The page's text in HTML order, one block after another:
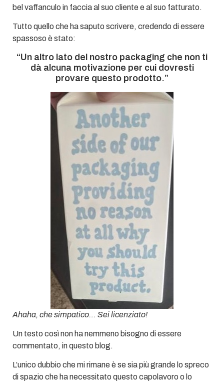
bel vaffanculo in faccia al suo cliente e al suo fatturato.
Tutto quello che ha saputo scrivere, credendo di essere
spassoso è stato:
“Un altro lato del nostro packaging che non ti
dà alcuna motivazione per cui dovresti
provare questo prodotto.”
Ahaha, che simpatico… Sei licenziato!
Un testo così non ha nemmeno bisogno di essere
commentato, in questo blog.
L’unico dubbio che mi rimane è se sia più grande lo spreco
di spazio che ha necessitato questo capolavoro o lo